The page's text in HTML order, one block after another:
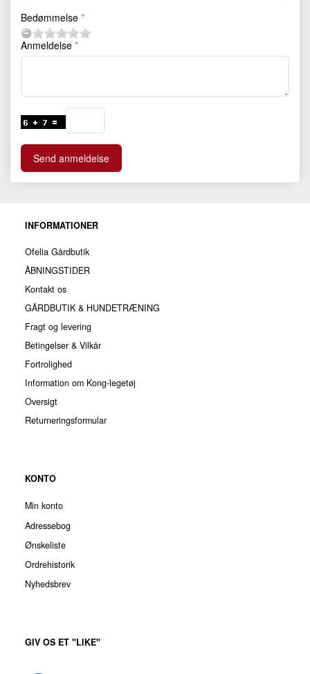
Bedømmelse
Anmeldelse
Send anmeldelse
INFORMATIONER
Ofelia Gårdbutik
ÅBNINGSTIDER
Kontakt os
GÅRDBUTIK & HUNDETRÆNING
Fragt og levering
Betingelser & Vilkår
Fortrolighed
Information om Kong-legetøj
Oversigt
Returneringsformular
KONTO
Min konto
Adressebog
Ønskeliste
Ordrehistorik
Nyhedsbrev
GIV OS ET "LIKE"